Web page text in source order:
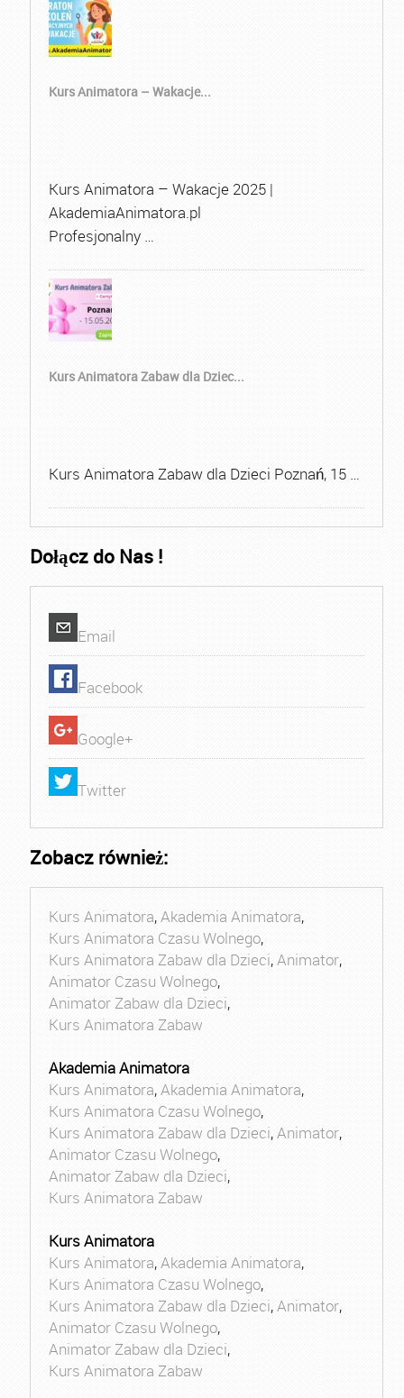
Kurs Animatora – Wakacje...
Kurs Animatora – Wakacje 2025 |
AkademiaAnimatora.pl
Profesjonalny …
Kurs Animatora Zabaw dla Dziec...
Kurs Animatora Zabaw dla Dzieci Poznań, 15 …
Dołącz do Nas !
Email
Facebook
Google+
Twitter
Zobacz również:
Kurs Animatora,Akademia Animatora,
Kurs Animatora Czasu Wolnego,
Kurs Animatora Zabaw dla Dzieci,Animator,
Animator Czasu Wolnego,
Animator Zabaw dla Dzieci,
Kurs Animatora Zabaw
Akademia Animatora
Kurs Animatora,Akademia Animatora,
Kurs Animatora Czasu Wolnego,
Kurs Animatora Zabaw dla Dzieci,Animator,
Animator Czasu Wolnego,
Animator Zabaw dla Dzieci,
Kurs Animatora Zabaw
Kurs Animatora
Kurs Animatora,Akademia Animatora,
Kurs Animatora Czasu Wolnego,
Kurs Animatora Zabaw dla Dzieci,Animator,
Animator Czasu Wolnego,
Animator Zabaw dla Dzieci,
Kurs Animatora Zabaw